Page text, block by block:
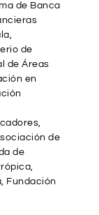
de Banca
de
de Áreas
en
de
de
Fundación